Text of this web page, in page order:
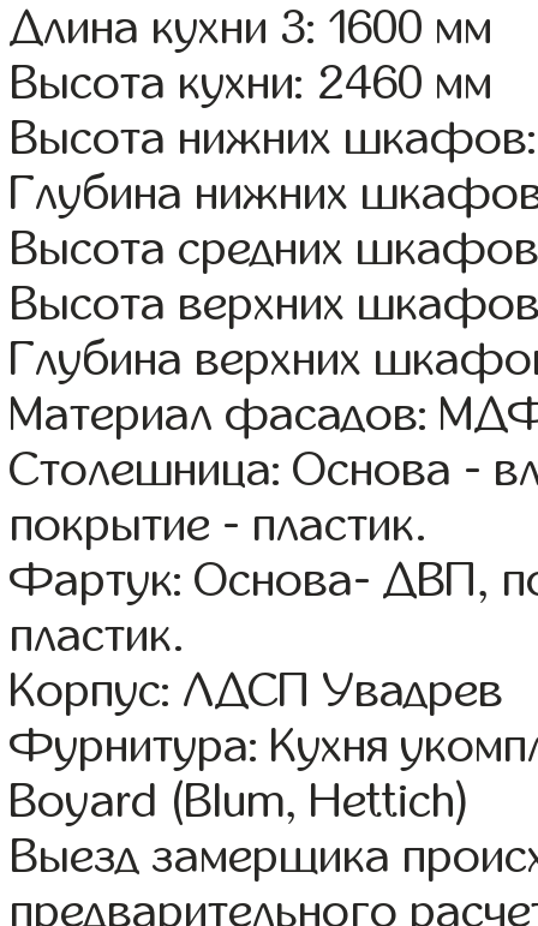
Длина кухни 3: 1600 мм
Высота кухни: 2460 мм
Высота нижних
Глубина нижних
Высота средних
Высота верхних
Глубина верхних
Материал фасадов:
Столешница: Основа -
покрытие - пластик.
Фартук: Основа- ДВП,
пластик.
Корпус: ЛДСП Увадрев
Фурнитура: Кухня
Boyard (Blum, Hettich)
Выезд замерщика
предварительного